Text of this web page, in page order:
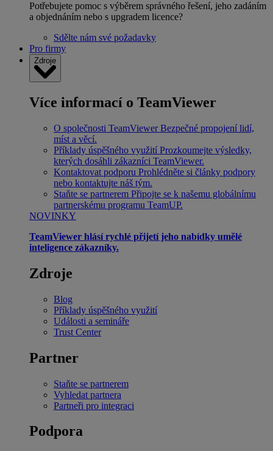
Potřebujete pomoc s výběrem správného řešení, jeho zadáním
a objednáním nebo s upgradem licence?
Sdělte nám své požadavky
Pro firmy
Zdroje
Více informací o TeamViewer
O společnosti TeamViewer Bezpečné propojení lidí,
míst a věcí.
Příklady úspěšného využití Prozkoumejte výsledky,
kterých dosáhli zákazníci TeamViewer.
Kontaktovat podporu Prohlédněte si články podpory
nebo kontaktujte náš tým.
Staňte se partnerem Připojte se k našemu globálnímu
partnerskému programu TeamUP.
NOVINKY
TeamViewer hlásí rychlé přijetí jeho nabídky umělé
inteligence zákazníky.
Zdroje
Blog
Příklady úspěšného využití
Události a semináře
Trust Center
Partner
Staňte se partnerem
Vyhledat partnera
Partneři pro integraci
Podpora